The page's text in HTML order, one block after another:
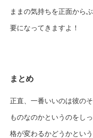
ままの気持ちを正面から
要になってきますよ！
まとめ
正直、一番いいのは彼の
ものなのかというのをし
格が変わるかどうかとい